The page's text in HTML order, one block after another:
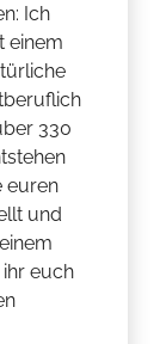
Ich
einem
330
euren
und
euch